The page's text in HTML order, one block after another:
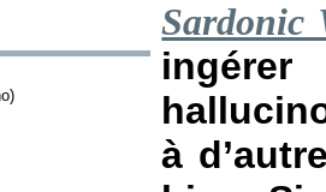
Sardonic
à